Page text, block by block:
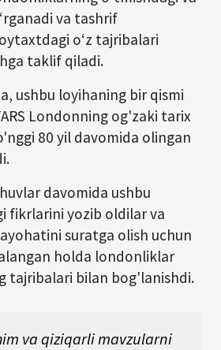
va tashrif
o‘z tajribalari
taklif qiladi.
ushbu loyihaning bir qismi
Londonning og'zaki tarix
80 yil davomida olingan
davomida ushbu
fikrlarini yozib oldilar va
suratga olish uchun
holda londonliklar
tajribalari bilan bog'lanishdi.
va qiziqarli mavzularni